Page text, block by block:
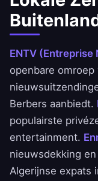
ENTV (Entreprise
openbare omroep
Berbers aanbiedt.
populairste
entertainment.
nieuwsdekking
Algerijnse expats